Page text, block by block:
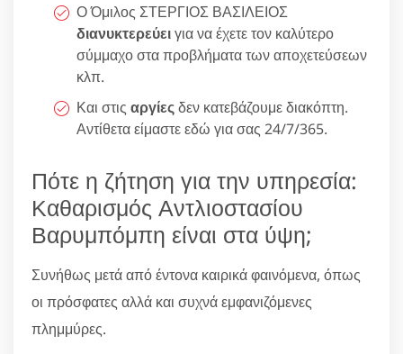
Ο Όμιλος ΣΤΕΡΓΙΟΣ ΒΑΣΙΛΕΙΟΣ
διανυκτερεύειγια να έχετε τον καλύτερο
σύμμαχο στα προβλήματα των αποχετεύσεων
κλπ.
Και στις αργίεςδεν κατεβάζουμε διακόπτη.
Αντίθετα είμαστε εδώ για σας 24/7/365.
Πότε η ζήτηση για την υπηρεσία:
Καθαρισμός Αντλιοστασίου
Βαρυμπόμπη είναι στα ύψη;
Συνήθως μετά από έντονα καιρικά φαινόμενα, όπως
οι πρόσφατες αλλά και συχνά εμφανιζόμενες
πλημμύρες.